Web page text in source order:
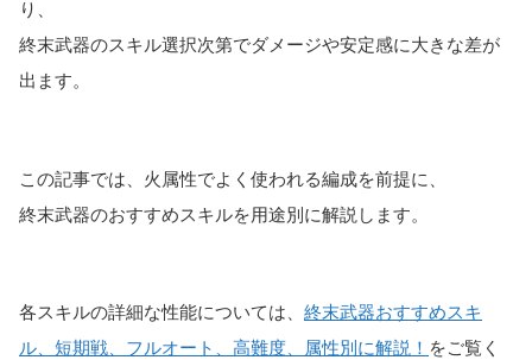
り、
終末武器のスキル選択次第でダメージや安定感に大きな差が
出ます。
この記事では、火属性でよく使われる編成を前提に、
終末武器のおすすめスキルを用途別に解説します。
各スキルの詳細な性能については、 終末武器おすすめスキ
ル、短期戦、フルオート、高難度、属性別に解説！ をご覧く